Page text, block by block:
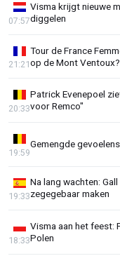
Visma krijgt nieuwe
diggelen
07:57
Tour de France
op de Mont Ventoux?
21:21
Patrick Evenepoel
voor Remco"
20:33
Gemengde
19:59
Na lang wachten:
zegegebaar maken
19:33
Visma aan het feest:
Polen
18:33